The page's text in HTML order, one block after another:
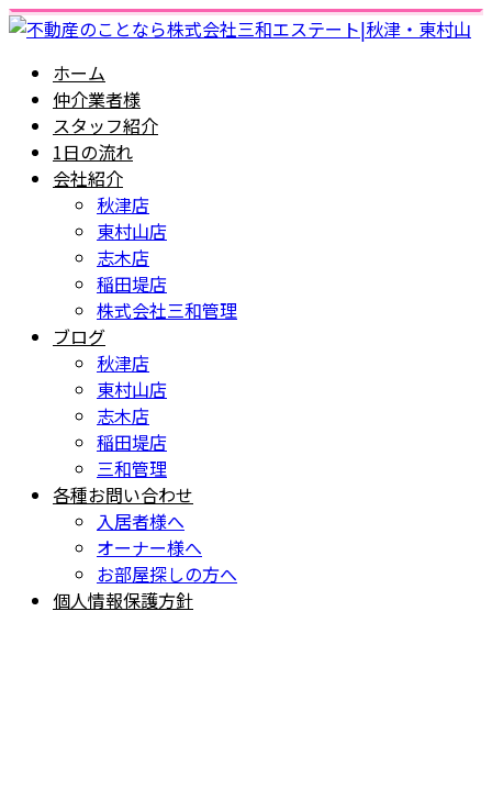
ホーム
仲介業者様
スタッフ紹介
1日の流れ
会社紹介
秋津店
東村山店
志木店
稲田堤店
株式会社三和管理
ブログ
秋津店
東村山店
志木店
稲田堤店
三和管理
各種お問い合わせ
入居者様へ
オーナー様へ
お部屋探しの方へ
個人情報保護方針